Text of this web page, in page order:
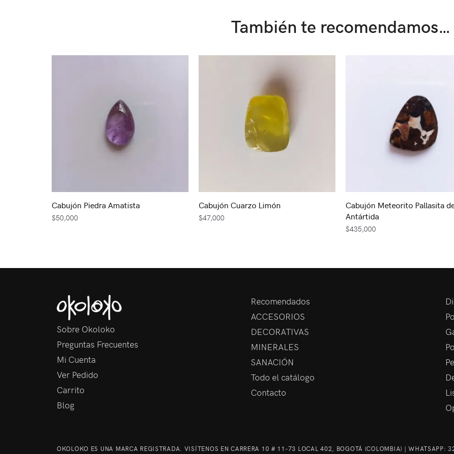
También te recomendamos…
Cabujón Piedra Amatista
$50,000
Cabujón Cuarzo Limón
$47,000
Cabujón Meteorito Pallasita
Antártida
$435,000
Sobre Okoloko
Preguntas Frecuentes
Mi Cuenta
Ver Pedido
Carrito
Blog
Recomendados
ACCESORIOS
DECORATIVAS
MINERALES
SANACIÓN
Todo el catálogo
Contacto
OKOLOKO ES UNA MARCA REGISTRADA. VISÍTENOS EN CARRERA 10 # 11-73 LOCAL 402, BOGOTÁ (COLOMBIA) | WHATSAPP: